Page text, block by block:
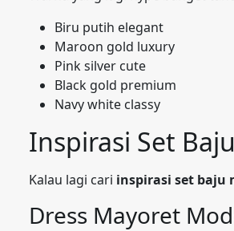
Biru putih elegant
Maroon gold luxury
Pink silver cute
Black gold premium
Navy white classy
Inspirasi Set
Kalau lagi cari inspirasi set baju
Dress Mayoret